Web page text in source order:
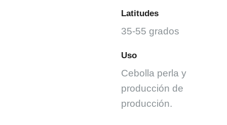
Latitudes
35-55 grados
Uso
Cebolla perla y
producción de
producción.